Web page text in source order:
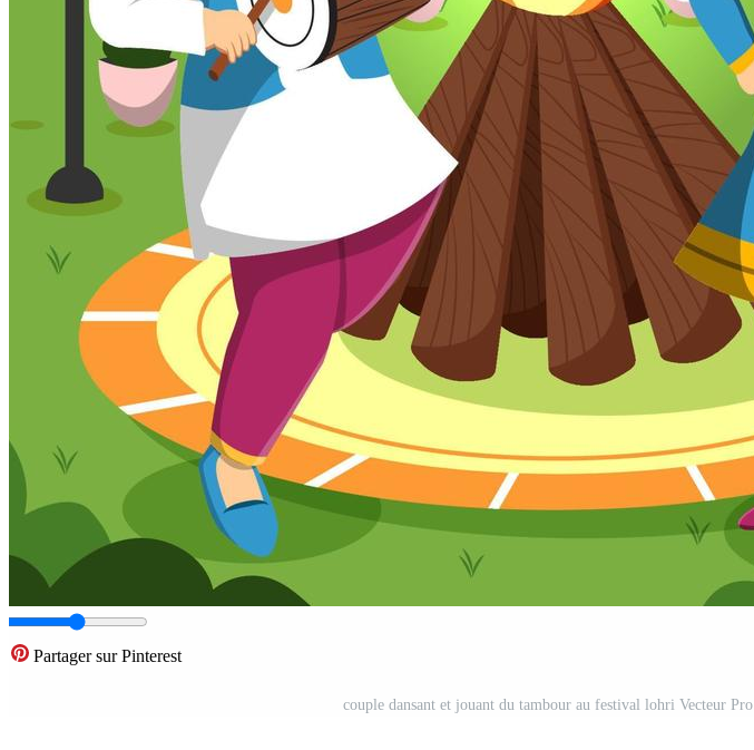
Partager sur Pinterest
couple dansant et jouant du tambour au festival lohri Vecteur Pro